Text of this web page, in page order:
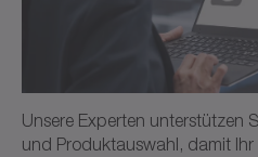
Unsere Experten unterstützen
und Produktauswahl, damit Ihr